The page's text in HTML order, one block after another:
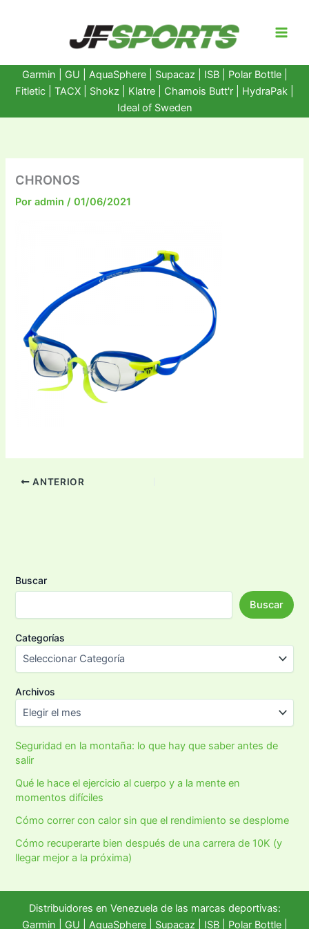
Garmin GU AquaSphere| Supacaz | ISB | Polar Bottle|
Fitletic
TACX Shokz Klatre Chamois Butt'r HydraPak
Ideal of Sweden
CHRONOS
Poradmin/01/06/2021
ANTERIOR
Buscar
Buscar
Categorías
Archivos
Seguridad en la montaña: lo que hay que saber antes de
salir
Qué le hace el ejercicio al cuerpo y a la mente en
momentos difíciles
Cómo correr con calor sin que el rendimiento se desplome
Cómo recuperarte bien después de una carrera de 10K (y
llegar mejor a la próxima)
Distribuidores en Venezuela de las marcas deportivas:
Garmin
GU AquaSphere| Supacaz | ISB | Polar Bottle|